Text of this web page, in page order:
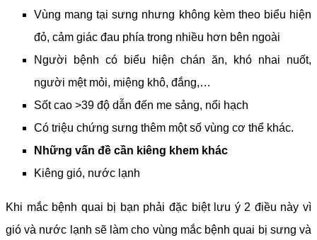
Vùng mang tại sưng nhưng không kèm theo biểu hiện
đỏ, cảm giác đau phía trong nhiều hơn bên ngoài
Người bệnh có biểu hiện chán ăn, khó nhai nuốt,
người mệt mỏi, miệng khô, đắng,…
Sốt cao >39 độ dẫn đến me sảng, nổi hạch
Có triệu chứng sưng thêm một số vùng cơ thể khác.
Những vấn đề cần kiêng khem khác
Kiêng gió, nước lạnh
Khi mắc bệnh quai bị bạn phải đặc biệt lưu ý 2 điều này vì
gió và nước lạnh sẽ làm cho vùng mắc bệnh quai bị sưng và